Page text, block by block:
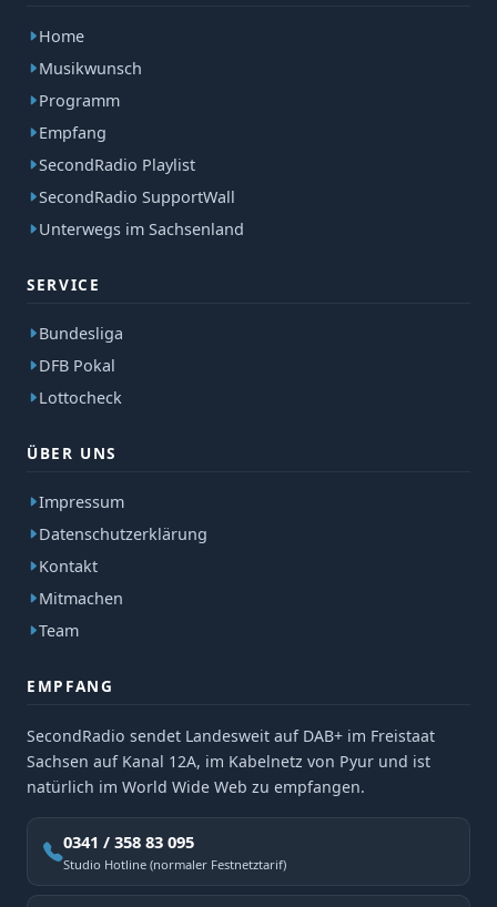
Home
Musikwunsch
Programm
Empfang
SecondRadio Playlist
SecondRadio SupportWall
Unterwegs im Sachsenland
SERVICE
Bundesliga
DFB Pokal
Lottocheck
ÜBER UNS
Impressum
Datenschutzerklärung
Kontakt
Mitmachen
Team
EMPFANG
SecondRadio sendet Landesweit auf DAB+ im Freistaat
Sachsen auf Kanal 12A, im Kabelnetz von Pyur und ist
natürlich im World Wide Web zu empfangen.
0341 / 358 83 095
Studio Hotline (normaler Festnetztarif)